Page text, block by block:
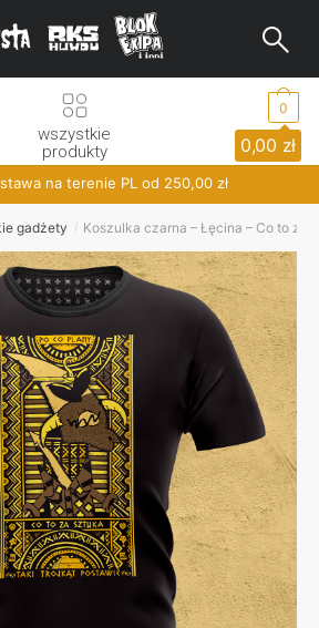
wszystkie
produkty
0,00 zł
0
na terenie PL od 250,00 zł
gadżety / Koszulka czarna – Łęcina – Co to za